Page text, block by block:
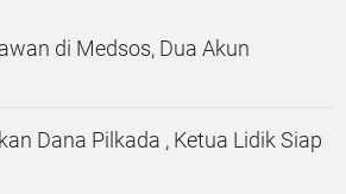
di Medsos, Dua Akun
Dana Pilkada , Ketua Lidik Siap